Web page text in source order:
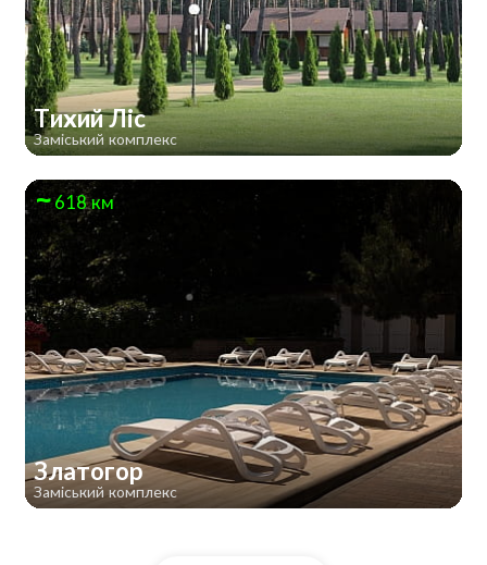
Тихий Ліс
Заміський комплекс
618 км
Златогор
Заміський комплекс